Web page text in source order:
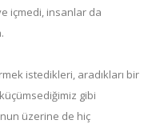
içmedi, insanlar da
istedikleri, aradıkları bir
gibi
üzerine de hiç